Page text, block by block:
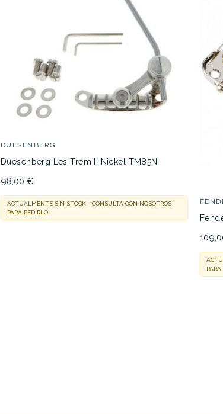
DUESENBERG
Duesenberg Les Trem II Nickel TM85N
98,00 €
ACTUALMENTE SIN STOCK - CONSULTA CON NOSOTROS
PARA PEDIRLO
PARA